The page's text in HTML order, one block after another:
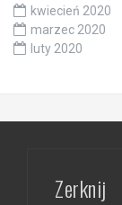
kwiecień 2020
marzec 2020
luty 2020
Zerknij